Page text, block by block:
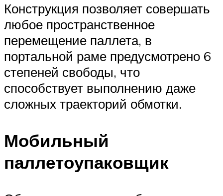
Конструкция позволяет совершать
любое пространственное
перемещение паллета, в
портальной раме предусмотрено 6
степеней свободы, что
способствует выполнению даже
сложных траекторий обмотки.
Мобильный
паллетоупаковщик